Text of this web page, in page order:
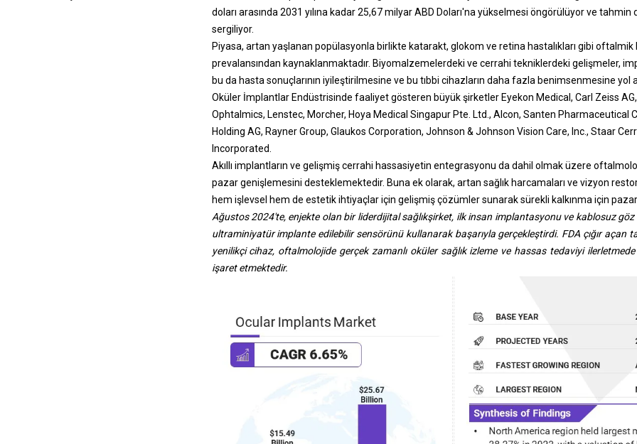
doları arasında 2031 yılına kadar 25,67 milyar ABD Doları'na yükselmesi öngörülüyor ve tahmin
sergiliyor.
Piyasa, artan yaşlanan popülasyonla birlikte katarakt, glokom ve retina hastalıkları gibi oftalmik
prevalansından kaynaklanmaktadır. Biyomalzemelerdeki ve cerrahi tekniklerdeki gelişmeler,
bu da hasta sonuçlarının iyileştirilmesine ve bu tıbbi cihazların daha fazla benimsenmesine yol
Oküler İmplantlar Endüstrisinde faaliyet gösteren büyük şirketler Eyekon Medical, Carl Zeiss AG,
Ophtalmics, Lenstec, Morcher, Hoya Medical Singapur Pte. Ltd., Alcon, Santen Pharmaceutical
Holding AG, Rayner Group, Glaukos Corporation, Johnson & Johnson Vision Care, Inc., Staar
Incorporated.
Akıllı implantların ve gelişmiş cerrahi hassasiyetin entegrasyonu da dahil olmak üzere
pazar genişlemesini desteklemektedir. Buna ek olarak, artan sağlık harcamaları ve vizyon
hem işlevsel hem de estetik ihtiyaçlar için gelişmiş çözümler sunarak sürekli kalkınma için pazar
Ağustos 2024'te, enjekte olan bir liderdijital sağlıkşirket, ilk insan implantasyonu ve kablosuz göz
ultraminiyatür implante edilebilir sensörünü kullanarak başarıyla gerçekleştirdi. FDA çığır açan
yenilikçi cihaz, oftalmolojide gerçek zamanlı oküler sağlık izleme ve hassas tedaviyi
işaret etmektedir.